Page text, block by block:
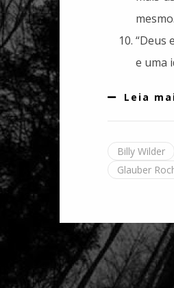
mesmo.
“Deus
e uma
Leia
Billy Wilder
Glauber